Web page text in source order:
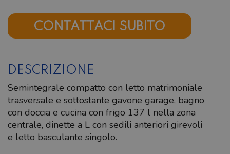
CONTATTACI SUBITO
DESCRIZIONE
Semintegrale compatto con letto matrimoniale
trasversale e sottostante gavone garage, bagno
con doccia e cucina con frigo 137 l nella zona
centrale, dinette a L con sedili anteriori girevoli
e letto basculante singolo.